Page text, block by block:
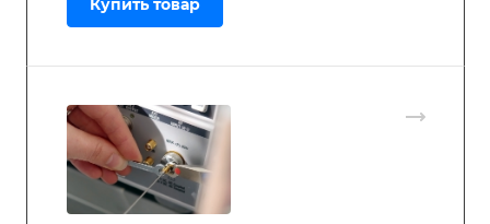
Купить товар